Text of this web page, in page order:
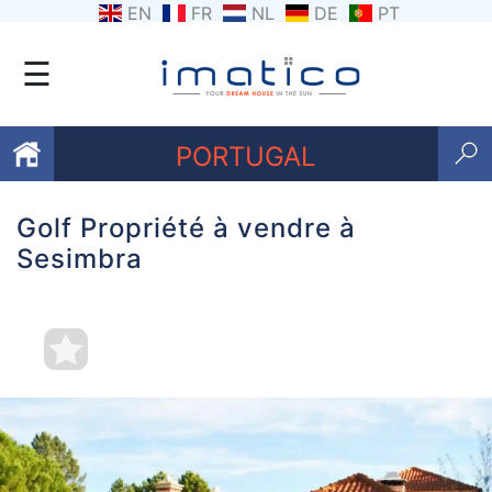
EN FR NL DE PT
☰
PORTUGAL
Favoris
nous
Contactez
nous
Termes
Golf Propriété à vendre à
Sesimbra